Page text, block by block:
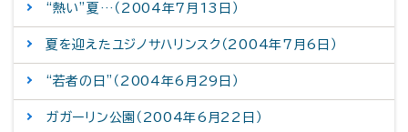
“熱い”夏…（2004年7月13日）
夏を迎えたユジノサハリンスク（2004年7月6日）
“若者の日”（2004年6月29日）
ガガーリン公園（2004年6月22日）